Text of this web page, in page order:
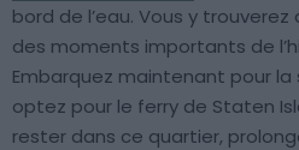
bord de l’eau. Vous y
des moments importants de
Embarquez maintenant pour
optez pour le ferry de Staten
rester dans ce quartier,